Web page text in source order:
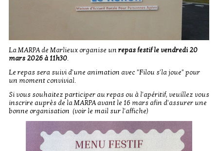
La MARPA de Marlieux organise un repas festif le vendredi 20
mars 2026 à 11h30.
Le repas sera suivi d'une animation avec "Filou s'la joue" pour
un moment convivial.
Si vous souhaitez participer au repas ou à l'apéritif, veuillez vous
inscrire auprès de la MARPA avant le 16 mars afin d'assurer une
bonne organisation (voir le mail sur l'affiche)